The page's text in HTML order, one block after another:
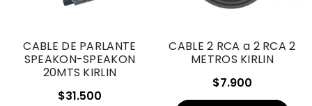
CABLE DE PARLANTE
SPEAKON-SPEAKON
20MTS KIRLIN
$31.500
CABLE 2 RCA a 2 RCA 2
METROS KIRLIN
$7.900